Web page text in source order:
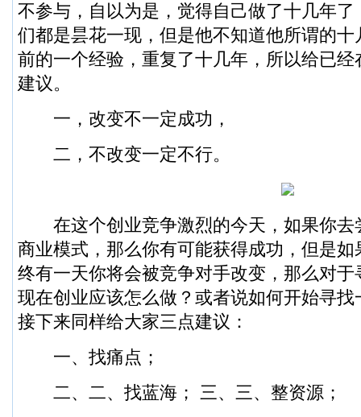
不参与，自以为是，觉得自己做了十几年
们都是昙花一现，但是他不知道他所谓的
前的一个经验，重复了十几年，所以给已
建议。
一，改变不一定成功，
二，不改变一定不行。
在这个创业竞争激烈的今天，如果你去
商业模式，那么你有可能获得成功，但是
终有一天你将会被竞争对手改变，那么对
现在创业应该怎么做？或者说如何开始寻
接下来同样给大家三点建议：
一、找痛点；
二、二、找蓝海； 三、三、整资源；